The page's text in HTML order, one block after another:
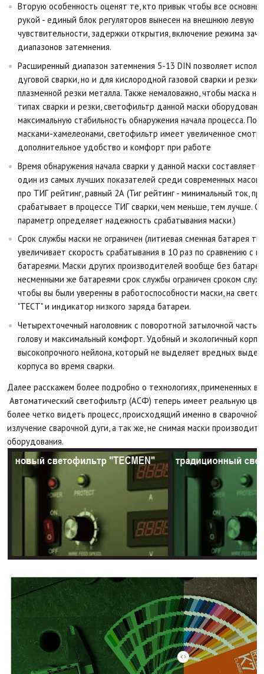
Вторую особенность оценят те, кто привык чтобы все
рукой - единый блок регуляторов вынесен на внешнюю левую
чувствительности, задержки открытия, включение режима
диапазонов затемнения.
Расширенный диапазон затемнения 5-13 DIN позволяет
дуговой сварки, но и для кислородной газовой сварки и
плазменной резки металла. Также немаловажно, чтобы маска
типах сварки и резки, светофильтр данной маски оборудован
максимальную стабильность обнаружения начала процесса.
масками-хамелеонами, светофильтр имеет увеличенное
дополнительное удобство и комфорт при работе
Время обнаружения начала сварки у данной маски составляет
один из самых лучших показателей среди современных
про ТИГ рейтинг, равный 2А (Тиг рейтинг - минимальный ток,
срабатывает в процессе ТИГ сварки, чем меньше, тем лучше.
параметр определяет надежность срабатывания маски.)
Срок службы маски не ограничен (литиевая сменная батарея
увеличивает скорость срабатывания в 10 раз по сравнению с
батареями. Маски других производителей вообще без
несменными же батареями срок службы ограничен сроком
чтобы вы были уверенны в работоспособности маски, на
"ТЕСТ" и индикатор низкого заряда батареи.
Четырехточечный наголовник с поворотной затылочной
голову и максимальный комфорт. Удобный и экологичный
высокопрочного нейлона, который не выделяет вредных
корпуса во время сварки.
Далее расскажем более подробно о технологиях, примененных в
Автоматический светофильтр (АСФ) теперь имеет реальную
более четко видеть процесс, происходящий именно в сварочной
излучение сварочной дуги, а так же, не снимая маски
оборудования.